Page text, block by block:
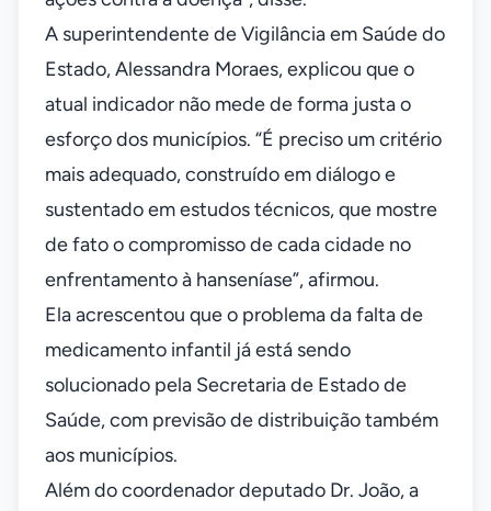
A superintendente de Vigilância em Saúde do
Estado, Alessandra Moraes, explicou que o
atual indicador não mede de forma justa o
esforço dos municípios. “É preciso um critério
mais adequado, construído em diálogo e
sustentado em estudos técnicos, que mostre
de fato o compromisso de cada cidade no
enfrentamento à hanseníase”, afirmou.
Ela acrescentou que o problema da falta de
medicamento infantil já está sendo
solucionado pela Secretaria de Estado de
Saúde, com previsão de distribuição também
aos municípios.
Além do coordenador deputado Dr. João, a